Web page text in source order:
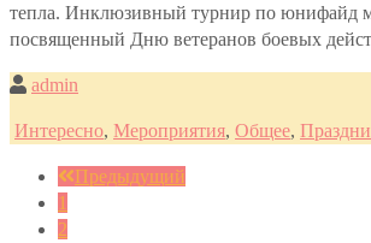
тепла. Инклюзивный турнир по юнифайд
посвященный Дню ветеранов боевых
admin
Интересно, Мероприятия, Общее,
Предыдущий
1
2